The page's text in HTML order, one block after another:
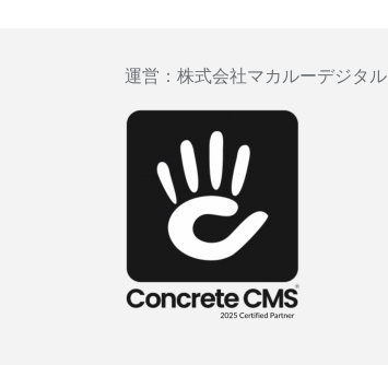
運営： 株式会社マカルーデジタル